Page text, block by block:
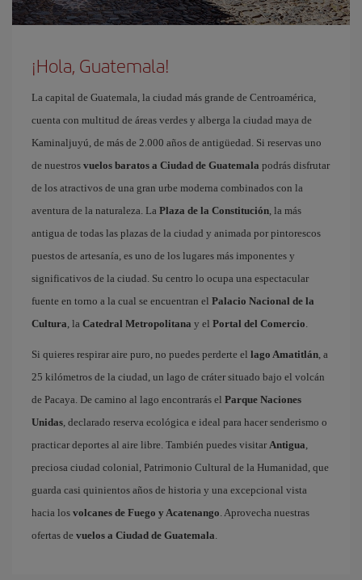
¡Hola, Guatemala!
La capital de Guatemala, la ciudad más grande de Centroamérica,
cuenta con multitud de áreas verdes y alberga la ciudad maya de
Kaminaljuyú, de más de 2.000 años de antigüedad. Si reservas uno
de nuestros vuelos baratos a Ciudad de Guatemala podrás disfrutar
de los atractivos de una gran urbe moderna combinados con la
aventura de la naturaleza. La Plaza de la Constitución , la más
antigua de todas las plazas de la ciudad y animada por pintorescos
puestos de artesanía, es uno de los lugares más imponentes y
significativos de la ciudad. Su centro lo ocupa una espectacular
fuente en torno a la cual se encuentran el Palacio Nacional de la
Cultura , la Catedral Metropolitana y el Portal del Comercio
Si quieres respirar aire puro, no puedes perderte el lago Amatitlán , a
25 kilómetros de la ciudad, un lago de cráter situado bajo el volcán
de Pacaya. De camino al lago encontrarás el Parque Naciones
Unidas , declarado reserva ecológica e ideal para hacer senderismo o
practicar deportes al aire libre. También puedes visitar Antigua
preciosa ciudad colonial, Patrimonio Cultural de la Humanidad, que
guarda casi quinientos años de historia y una excepcional vista
hacia los volcanes de Fuego y Acatenango . Aprovecha nuestras
ofertas de vuelos a Ciudad de Guatemala